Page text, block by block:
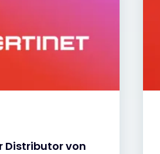
Distributor von